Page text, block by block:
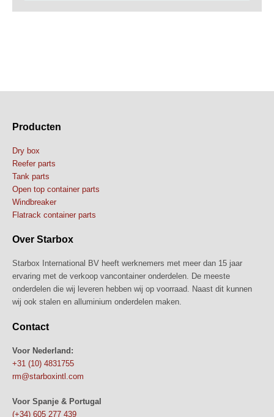
Producten
Dry box
Reefer parts
Tank parts
Open top container parts
Windbreaker
Flatrack container parts
Over Starbox
Starbox International BV heeft werknemers met meer dan 15 jaar
ervaring met de verkoop vancontainer onderdelen. De meeste
onderdelen die wij leveren hebben wij op voorraad. Naast dit kunnen
wij ook stalen en alluminium onderdelen maken.
Contact
Voor Nederland:
+31 (10) 4831755
rm@starboxintl.com
Voor Spanje & Portugal
(+34) 605 277 439